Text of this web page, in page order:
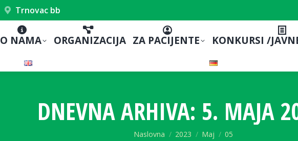
Trnovac bb
O NAMA ORGANIZACIJA ZA PACIJENTE KONKURSI /
DNEVNA ARHIVA: 5. MAJA
You are here:
Naslovna 2023 Maj 05